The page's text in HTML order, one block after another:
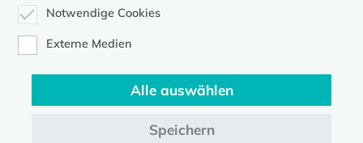
Diese Seite gehört zum Portalkirche-mv.de
Evangelische Kirche in Mecklenburg-Vorpommern © 2026
Notwendige Cookies
Externe Medien
Alle auswählen
Speichern